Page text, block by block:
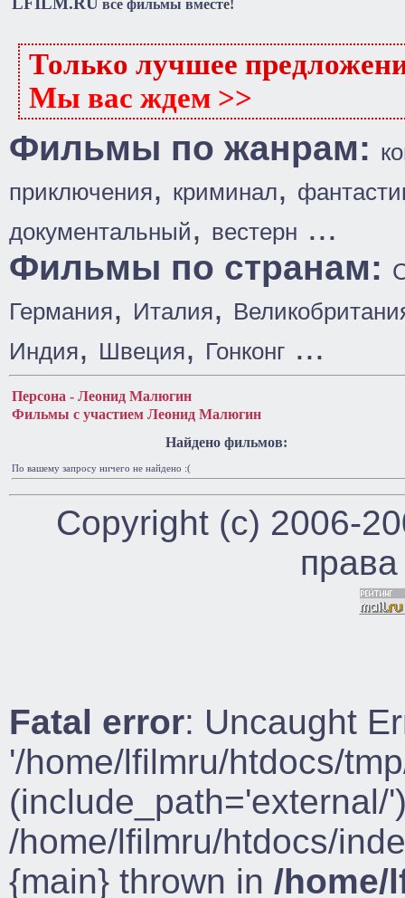
все фильмы вместе!
Только лучшее
Мы вас ждем >>
Фильмы по жанрам:
приключения, криминал,
документальный, вестерн ...
Фильмы по странам:
Германия, Италия,
Индия, Швеция, Гонконг ...
Персона - Леонид Малюгин
Фильмы с участием Леонид Малюгин
Найдено фильмов:
По вашему запросу ничего не найдено :(
Copyright (c) 2006-
Fatal error: Uncaught
'/home/lfilmru/htdocs/
(include_path='external/
/home/lfilmru/htdocs/
{main} thrown in /home/